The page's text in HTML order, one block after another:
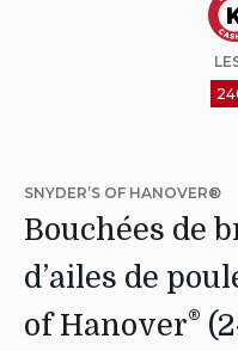
SNYDER’S OF HANOVER®
Bouchées de
d’ailes de
of Hanover®